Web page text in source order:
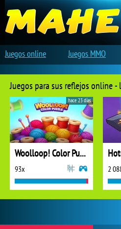
Juegos para sus reflejos online
Woolloop! Color Puzzle
93x
hace 23 días
2
Juegos online Juegos MMO